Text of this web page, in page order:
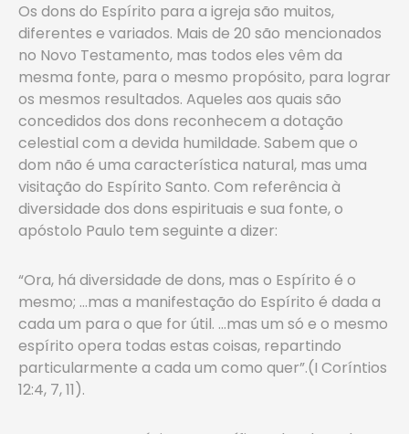
Os dons do Espírito para a igreja são muitos,
diferentes e variados. Mais de 20 são mencionados
no Novo Testamento, mas todos eles vêm da
mesma fonte, para o mesmo propósito, para lograr
os mesmos resultados. Aqueles aos quais são
concedidos dos dons reconhecem a dotação
celestial com a devida humildade. Sabem que o
dom não é uma característica natural, mas uma
visitação do Espírito Santo. Com referência à
diversidade dos dons espirituais e sua fonte, o
apóstolo Paulo tem seguinte a dizer:
“Ora, há diversidade de dons, mas o Espírito é o
mesmo; …mas a manifestação do Espírito é dada a
cada um para o que for útil. …mas um só e o mesmo
espírito opera todas estas coisas, repartindo
particularmente a cada um como quer”.(I Coríntios
12:4, 7, 11).